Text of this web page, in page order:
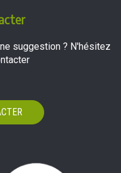
suggestion ? N'hésitez